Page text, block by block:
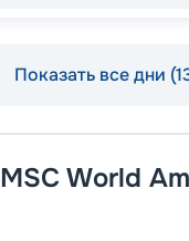
Показать все дни
MSC World